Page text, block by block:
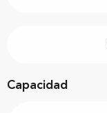
Capacidad